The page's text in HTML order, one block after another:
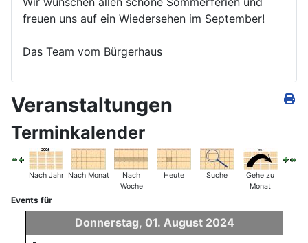
freuen uns auf ein Wiedersehen im September!
Das Team vom Bürgerhaus
Veranstaltungen
Terminkalender
Nach Jahr Nach Monat
Nach
Woche
Heute Suche
Gehe zu
Monat
Events für
Donnerstag, 01. August 2024